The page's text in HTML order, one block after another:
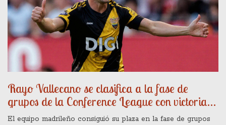
Rayo Vallecano se clasifica a la fase de
grupos de la Conference League con victoria
5-0
El equipo madrileño consiguió su plaza en la fase de grupos